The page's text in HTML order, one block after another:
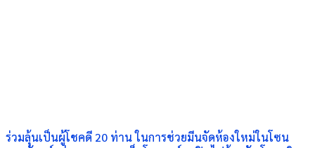
ร่วมลุ้นเป็นผู้โชคดี 20 ท่าน ในการช่วยมีนจัดห้องใหม่ในโซน